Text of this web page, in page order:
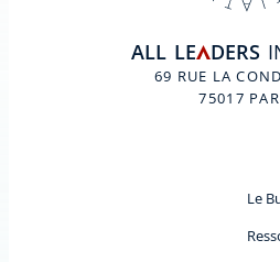
ALL LEADERS
69 RUE LA
75017
Le